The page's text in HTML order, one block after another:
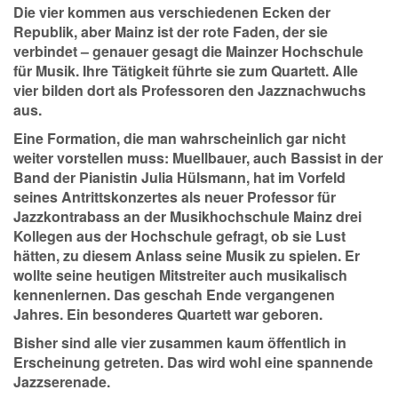
Die vier kommen aus verschiedenen Ecken der
Republik, aber Mainz ist der rote Faden, der sie
verbindet – genauer gesagt die Mainzer Hochschule
für Musik. Ihre Tätigkeit führte sie zum Quartett. Alle
vier bilden dort als Professoren den Jazznachwuchs
aus.
Eine Formation, die man wahrscheinlich gar nicht
weiter vorstellen muss: Muellbauer, auch Bassist in der
Band der Pianistin Julia Hülsmann, hat im Vorfeld
seines Antrittskonzertes als neuer Professor für
Jazzkontrabass an der Musikhochschule Mainz drei
Kollegen aus der Hochschule gefragt, ob sie Lust
hätten, zu diesem Anlass seine Musik zu spielen. Er
wollte seine heutigen Mitstreiter auch musikalisch
kennenlernen. Das geschah Ende vergangenen
Jahres. Ein besonderes Quartett war geboren.
Bisher sind alle vier zusammen kaum öffentlich in
Erscheinung getreten. Das wird wohl eine spannende
Jazzserenade.